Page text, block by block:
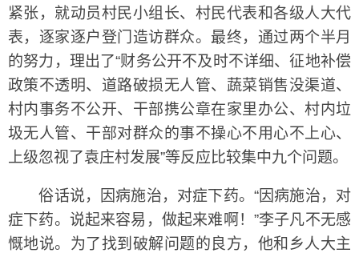
紧张，就动员村民小组长、村民代表和各级人大代
表，逐家逐户登门造访群众。最终，通过两个半月
的努力，理出了“财务公开不及时不详细、征地补偿
政策不透明、道路破损无人管、蔬菜销售没渠道、
村内事务不公开、干部携公章在家里办公、村内垃
圾无人管、干部对群众的事不操心不用心不上心、
上级忽视了袁庄村发展”等反应比较集中九个问题。
俗话说，因病施治，对症下药。“因病施治，对
症下药。说起来容易，做起来难啊！”李子凡不无感
慨地说。为了找到破解问题的良方，他和乡人大主